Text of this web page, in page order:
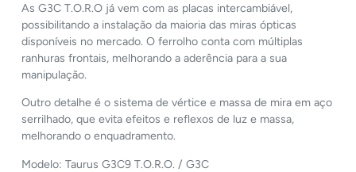
As G3C T.O.R.O já vem com as placas intercambiável,
possibilitando a instalação da maioria das miras ópticas
disponíveis no mercado. O ferrolho conta com múltiplas
ranhuras frontais, melhorando a aderência para a sua
manipulação.
Outro detalhe é o sistema de vértice e massa de mira em aço
serrilhado, que evita efeitos e reflexos de luz e massa,
melhorando o enquadramento.
Modelo: Taurus G3C9 T.O.R.O. / G3C